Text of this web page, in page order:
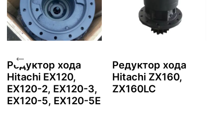
Редуктор хода
Hitachi EX120,
EX120-2, EX120-3,
EX120-5, EX120-5E
Редуктор хода
Hitachi ZX160,
ZX160LC